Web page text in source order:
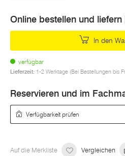
Online bestellen und liefern
In den
verfügbar
Lieferzeit: 1-2 Werktage (Bei Bestellungen bis
Reservieren und im
Auf die Merkliste Vergleichen